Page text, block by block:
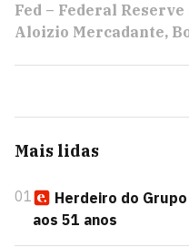
Fed – Federal Reserve
Aloizio Mercadante
Mais lidas
01
Herdeiro do
aos 51 anos